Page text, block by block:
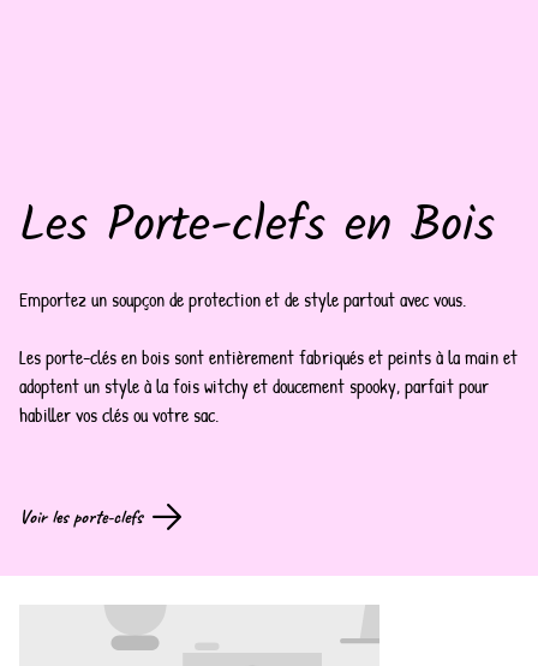
Les Porte-clefs en Bois
Emportez un soupçon de protection et de style partout avec vous.
Les porte-clés en bois sont entièrement fabriqués et peints à la main et
adoptent un style à la fois witchy et doucement spooky, parfait pour
habiller vos clés ou votre sac.
Voir les porte-clefs